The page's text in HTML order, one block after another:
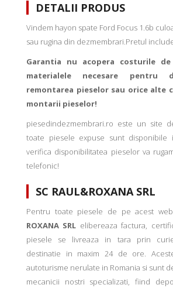
DETALII PRODUS
Vindem hayon spate Ford Focus 1.6b
sau rugina din dezmembrari.Pretul
Garantia nu acopera costurile de
materialele necesare pentru
remontarea pieselor sau orice alte
montarii pieselor!
piesedindezmembrari.ro este un site
toate piesele expuse sunt disponibile
verifica disponibilitatea pieselor va
telefonic!
SC RAUL&ROXANA SRL
Pentru toate piesele de pe acest
ROXANA SRL elibereaza factura,
piesele se livreaza in tara prin
destinatie in maxim 24 de ore.
autoturisme nerulate in Romania si sunt
mecanicii nostri specializati, fiind